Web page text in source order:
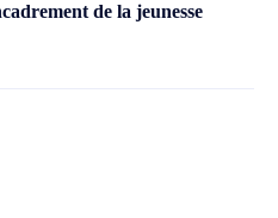
de la jeunesse